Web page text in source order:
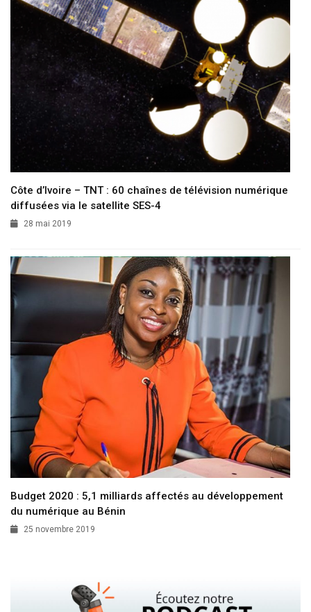
Côte d’Ivoire – TNT : 60 chaînes de télévision numérique
diffusées via le satellite SES-4
28 mai 2019
Budget 2020 : 5,1 milliards affectés au développement
du numérique au Bénin
25 novembre 2019